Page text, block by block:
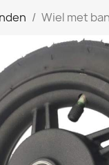
Wiel met